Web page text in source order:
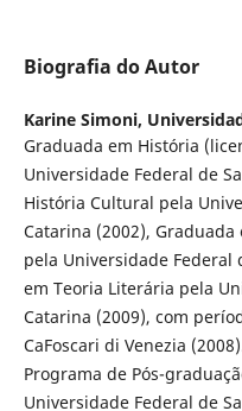
Biografia do Autor
Karine Simoni,
Graduada em História
Universidade Federal de
História Cultural pela
Catarina (2002),
pela Universidade Federal
em Teoria Literária pela
Catarina (2009), com
CaFoscari di Venezia
Programa de Pós-
Universidade Federal de